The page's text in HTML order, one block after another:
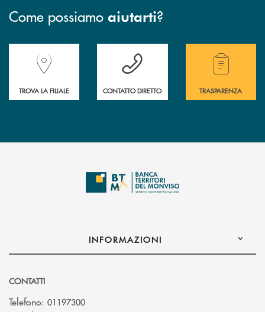
Come possiamo aiutarti?
Accedi all' elenco completo delle filiali della Banca.
TROVA LA FILIALE
Hai bisogno di assistenza immediata?
CONTATTO DIRETTO
Hai bisogno di
TRASPARENZA
INFORMAZIONI
CONTATTI
Telefono: 01197300